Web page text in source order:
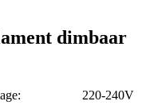
dimbaar
220-240V